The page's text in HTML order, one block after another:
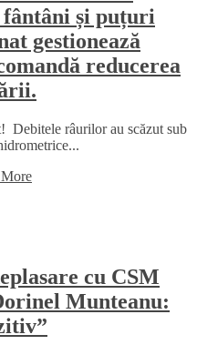
și puțuri
gestionează
reducerea
Debitele râurilor au scăzut sub
cu CSM
Munteanu: